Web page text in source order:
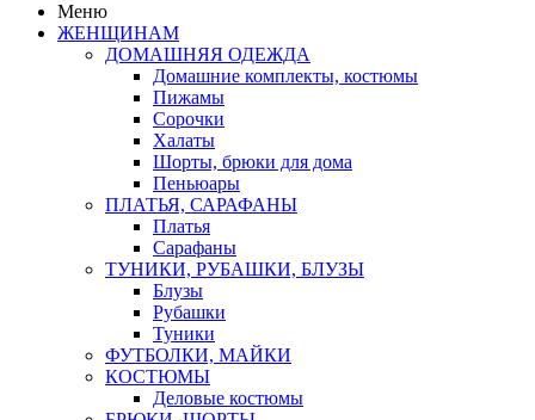
Меню
ЖЕНЩИНАМ
ДОМАШНЯЯ ОДЕЖДА
Домашние комплекты, костюмы
Пижамы
Сорочки
Халаты
Шорты, брюки для дома
Пеньюары
ПЛАТЬЯ, САРАФАНЫ
Платья
Сарафаны
ТУНИКИ, РУБАШКИ, БЛУЗЫ
Блузы
Рубашки
Туники
ФУТБОЛКИ, МАЙКИ
КОСТЮМЫ
Деловые костюмы